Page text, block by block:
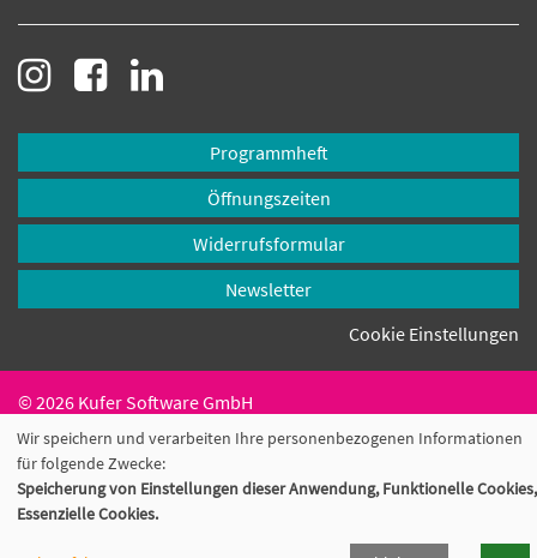
Programmheft
Öffnungszeiten
Widerrufsformular
Newsletter
Cookie Einstellungen
© 2026 Kufer Software GmbH
Wir speichern und verarbeiten Ihre personenbezogenen Informationen
für folgende Zwecke:
Speicherung von Einstellungen dieser Anwendung, Funktionelle Cookies,
Essenzielle Cookies.